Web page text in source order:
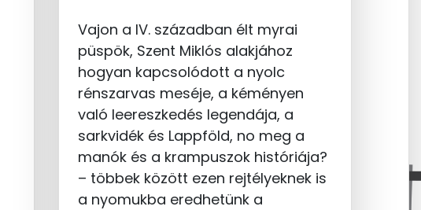
Vajon a IV. században élt myrai
püspök, Szent Miklós alakjához
hogyan kapcsolódott a nyolc
rénszarvas meséje, a kéményen
való leereszkedés legendája, a
sarkvidék és Lappföld, no meg a
manók és a krampuszok históriája?
– többek között ezen rejtélyeknek is
a nyomukba eredhetünk a